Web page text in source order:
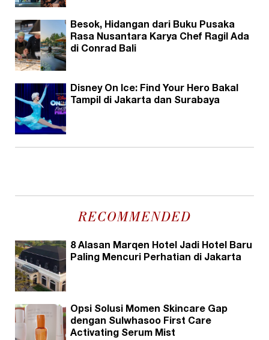
Besok, Hidangan dari Buku Pusaka
Rasa Nusantara Karya Chef Ragil Ada
di Conrad Bali
Disney On Ice: Find Your Hero Bakal
Tampil di Jakarta dan Surabaya
RECOMMENDED
8 Alasan Marqen Hotel Jadi Hotel Baru
Paling Mencuri Perhatian di Jakarta
Opsi Solusi Momen Skincare Gap
dengan Sulwhasoo First Care
Activating Serum Mist